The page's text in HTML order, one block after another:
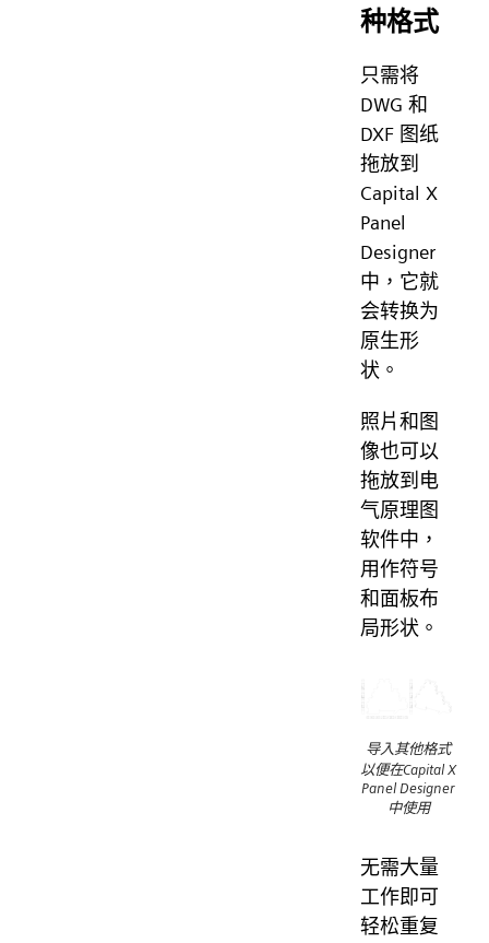
种格式
只需将
DWG 和
DXF 图纸
拖放到
Capital X
Panel
Designer
中，它就
会转换为
原生形
状。
照片和图
像也可以
拖放到电
气原理图
软件中，
用作符号
和面板布
局形状。
导入其他格式
以便在Capital X
Panel Designer
中使用
无需大量
工作即可
轻松重复